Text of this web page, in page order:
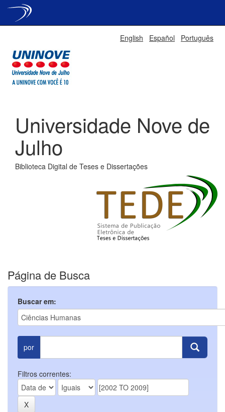
English Español Português
Universidade Nove de
Julho
Biblioteca Digital de Teses e Dissertações
Página de Busca
Buscar em:
por
Filtros correntes: